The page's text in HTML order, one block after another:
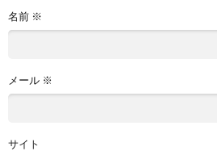
名前 ※
メール ※
サイト